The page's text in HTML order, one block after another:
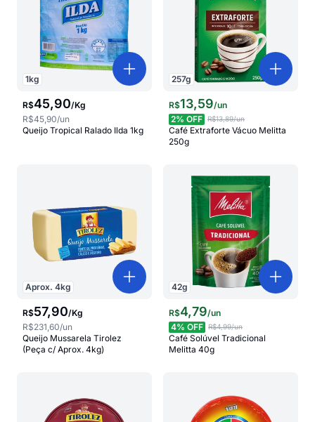
1kg
R$45,90/Kg
R$45,90/un
Queijo Tropical Ralado Ilda 1kg
257g
R$13,59/un
2% OFF R$13,89/un
Café Extraforte Vácuo Melitta
250g
Aprox. 4kg
R$57,90/Kg
R$231,60/un
Queijo Mussarela Tirolez
(Peça c/ Aprox. 4kg)
42g
R$4,79/un
4% OFF R$4,99/un
Café Solúvel Tradicional
Melitta 40g